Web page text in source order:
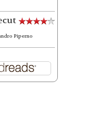
Piperno